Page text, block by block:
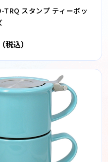
TRQ スタンプ ティーボッ
（税込）